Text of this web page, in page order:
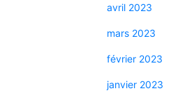
avril 2023
mars 2023
février 2023
janvier 2023